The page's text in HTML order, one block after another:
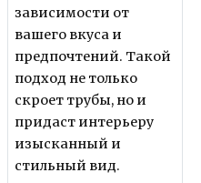
зависимости от
вашего вкуса и
предпочтений. Такой
подход не только
скроет трубы, но и
придаст интерьеру
изысканный и
стильный вид.